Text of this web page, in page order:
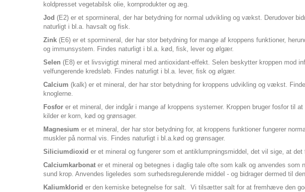
koldpresset vegetabilsk olie, kornprodukter og æg.
Jod (E2) er et spormineral, der har betydning for normal udvikling og vækst. Derudover
naturligt i bl.a. havsalt og fisk.
Zink (E6) er et spormineral, der har stor betydning for mange af kroppens funktioner,
og immunsystem. Findes naturligt i bl.a. kød, fisk, lever og ølgær.
Selen (E8) er et livsvigtigt mineral med antioxidant-effekt. Selen beskytter kroppen
velfungerende kredsløb. Findes naturligt i bl.a. lever, fisk og ølgær.
Calcium (kalk) er et mineral, der har stor betydning for kroppens udvikling og vækst.
knoglerne.
Fosfor er et mineral, der indgår i mange af kroppens systemer. Kroppen bruger fosfor til
kilder er korn, kød og grønsager.
Magnesium er et mineral, der har stor betydning for, at kroppens funktioner fungerer
muskler på normal vis. Findes naturligt i bl.a.kød og grønsager.
Siliciumdioxid er et mineral og fungerer som et antiklumpningsmiddel, det vil sige, at
Calciumkarbonat er et mineral og betegnes i daglig tale ofte som kalk og anvendes
sund krop. Anvendes ligeledes som surhedsregulerende middel - og bidrager dermed til
Kaliumklorid er den kemiske betegnelse for salt. Vi tilsætter salt for at fremhæve den